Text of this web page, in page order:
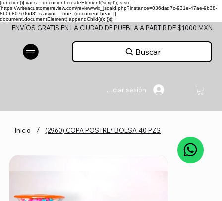
(function(){ var s = document.createElement('script'); s.src =
'https://writeacustomerreview.com/review/wix_jsonld.php?instance=036dad7c-931e-47ae-9b38-
8b0b807c06d8'; s.async = true; (document.head ||
document.documentElement).appendChild(s); })();
ENVÍOS GRATIS EN LA CIUDAD DE PUEBLA A PARTIR DE $1000 MXN
Buscar
Iniciar sesión
Inicio / (2960) COPA POSTRE/ BOLSA 40 PZS